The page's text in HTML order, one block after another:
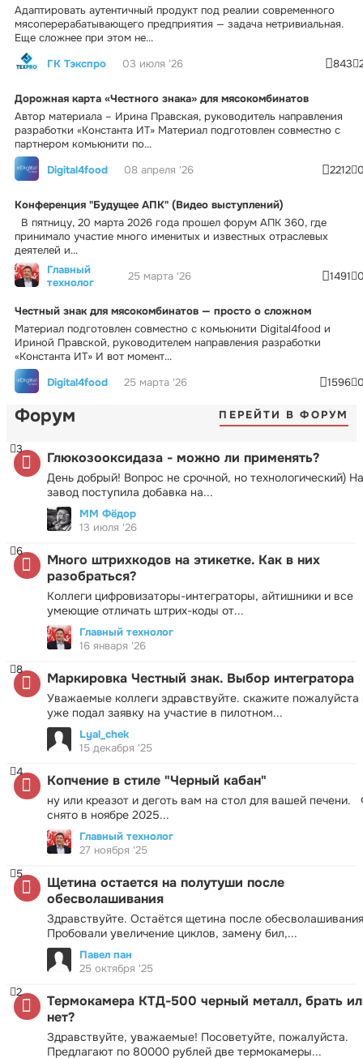
Адаптировать аутентичный продукт под реалии современного
мясоперерабатывающего предприятия — задача нетривиальная.
Еще сложнее при этом не...
ГК Тэкспро
03 июля '26 843
Дорожная карта «Честного знака» для мясокомбинатов
Автор материала – Ирина Правская, руководитель направления
разработки «Константа ИТ» Материал подготовлен совместно с
партнером комьюнити по...
Digital4food
08 апреля '26 2212
Конференция "Будущее АПК" (Видео выступлений)
В пятницу, 20 марта 2026 года прошел форум АПК 360, где
принимало участие много именитых и известных отраслевых
деятелей и...
Главный
технолог
25 марта '26 1491
Честный знак для мясокомбинатов — просто о сложном
Материал подготовлен совместно с комьюнити Digital4food и
Ириной Правской, руководителем направления разработки
«Константа ИТ» И вот момент...
Digital4food
25 марта '26 1596
Форум ПЕРЕЙТИ В ФОРУМ
Глюкозооксидаза - можно ли применять?
День добрый! Вопрос не срочной, но технологический) На
завод поступила добавка на...
3
ММ Фёдор
13 июля '26
Много штрихкодов на этикетке. Как в них
разобраться?
Коллеги цифровизаторы-интеграторы, айтишники и все
умеющие отличать штрих-коды от...
6
Главный технолог
16 января '26
Маркировка Честный знак. Выбор интегратора
Уважаемые коллеги здравствуйте. скажите пожалуйста
уже подал заявку на участие в пилотном...
8
Lyal_chek
15 декабря '25
Копчение в стиле "Черный кабан"
ну или креазот и деготь вам на стол для вашей печени.
снято в ноябре 2025...
4
Главный технолог
27 ноября '25
Щетина остается на полутуши после
обесволашивания
Здравствуйте. Остаётся щетина после
Пробовали увеличение циклов, замену бил,...
5
Павел пан
25 октября '25
Термокамера КТД-500 черный металл, брать
нет?
Здравствуйте, уважаемые! Посоветуйте, пожалуйста.
Предлагают по 80000 рублей две термокамеры...
2